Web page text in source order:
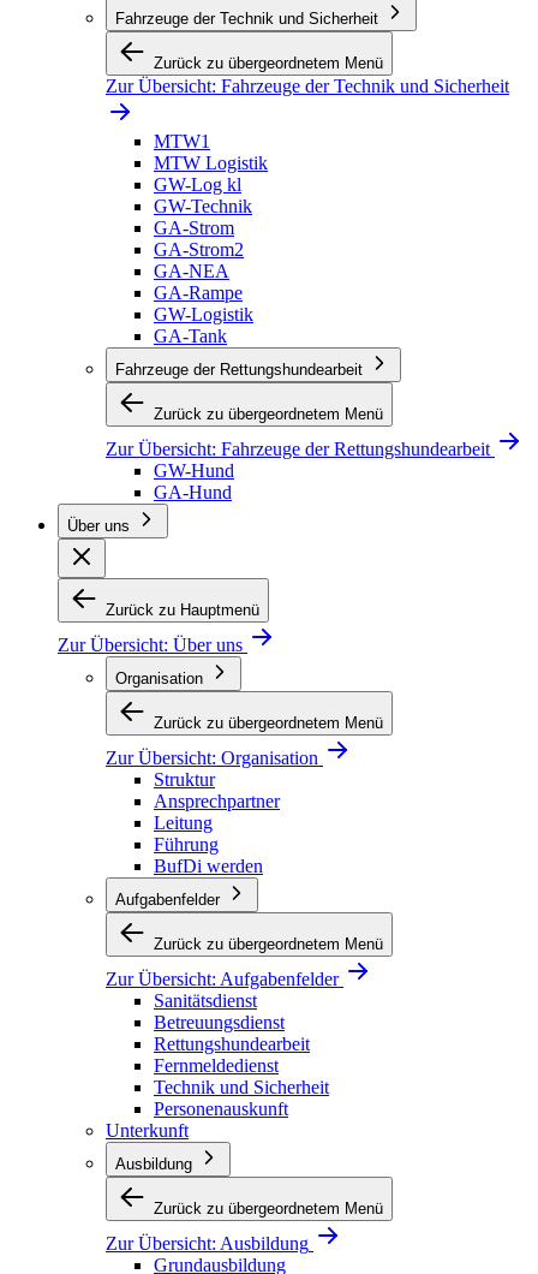
Fahrzeuge der Technik und Sicherheit
Zurück zu übergeordnetem Menü
Zur Übersicht: Fahrzeuge der Technik und Sicherheit
MTW1
MTW Logistik
GW-Log kl
GW-Technik
GA-Strom
GA-Strom2
GA-NEA
GA-Rampe
GW-Logistik
GA-Tank
Fahrzeuge der Rettungshundearbeit
Zurück zu übergeordnetem Menü
Zur Übersicht: Fahrzeuge der Rettungshundearbeit
GW-Hund
GA-Hund
Über uns
Zurück zu Hauptmenü
Zur Übersicht: Über uns
Organisation
Zurück zu übergeordnetem Menü
Zur Übersicht: Organisation
Struktur
Ansprechpartner
Leitung
Führung
BufDi werden
Aufgabenfelder
Zurück zu übergeordnetem Menü
Zur Übersicht: Aufgabenfelder
Sanitätsdienst
Betreuungsdienst
Rettungshundearbeit
Fernmeldedienst
Technik und Sicherheit
Personenauskunft
Unterkunft
Ausbildung
Zurück zu übergeordnetem Menü
Zur Übersicht: Ausbildung
Grundausbildung